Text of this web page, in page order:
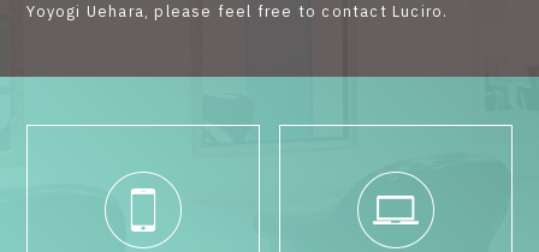
Yoyogi Uehara, please feel free to contact Luciro.